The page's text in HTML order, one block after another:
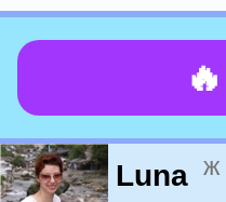
Luna ж